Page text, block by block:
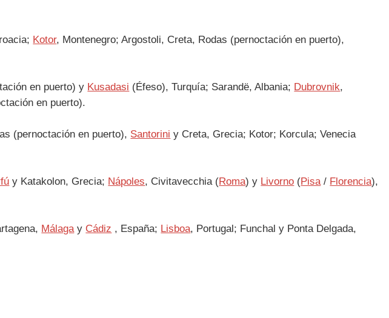
Kotor, Montenegro; Argostoli, Creta, Rodas (pernoctación en puerto),
en puerto) y Kusadasi (Éfeso), Turquía; Sarandë, Albania; Dubrovnik,
en puerto).
(pernoctación en puerto), Santorini y Creta, Grecia; Kotor; Korcula; Venecia
y Katakolon, Grecia; Nápoles, Civitavecchia (Roma) y Livorno (Pisa/ Florencia),
Málagay Cádiz , España; Lisboa, Portugal; Funchal y Ponta Delgada,